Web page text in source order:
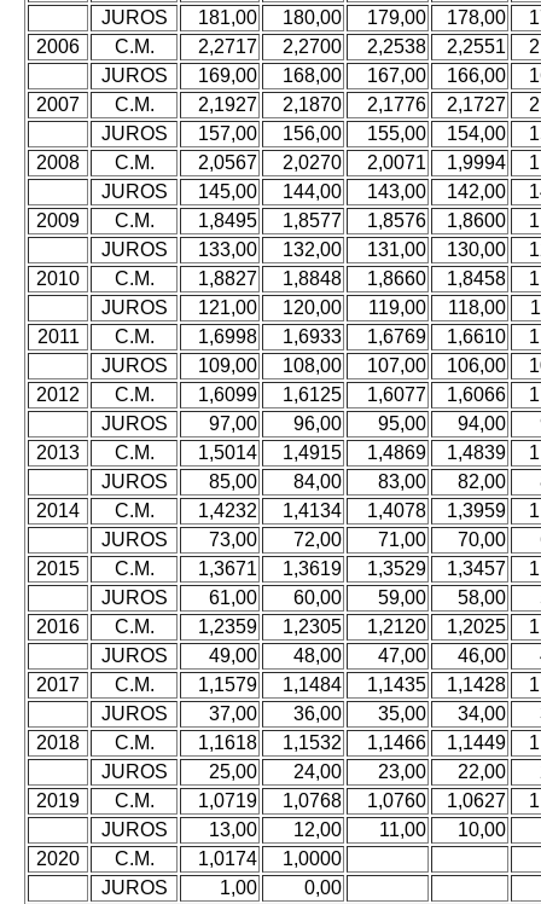
JUROS
181,00 180,00 179,00 178,00
2006
C.M. 2,2717 2,2700 2,2538 2,2551
JUROS
169,00 168,00 167,00 166,00
2007
C.M. 2,1927 2,1870 2,1776 2,1727
JUROS
157,00 156,00 155,00 154,00
2008
C.M. 2,0567 2,0270 2,0071 1,9994
JUROS
145,00 144,00 143,00 142,00
2009
C.M. 1,8495 1,8577 1,8576 1,8600
JUROS
133,00 132,00 131,00 130,00
2010
C.M. 1,8827 1,8848 1,8660 1,8458
JUROS
121,00 120,00 119,00 118,00
2011
C.M. 1,6998 1,6933 1,6769 1,6610
JUROS
109,00 108,00 107,00 106,00
2012
C.M. 1,6099 1,6125 1,6077 1,6066
JUROS
97,00 96,00 95,00 94,00
2013
C.M. 1,5014 1,4915 1,4869 1,4839
JUROS
85,00 84,00 83,00 82,00
2014
C.M. 1,4232 1,4134 1,4078 1,3959
JUROS
73,00 72,00 71,00 70,00
2015
C.M. 1,3671 1,3619 1,3529 1,3457
JUROS
61,00 60,00 59,00 58,00
2016
C.M. 1,2359 1,2305 1,2120 1,2025
JUROS
49,00 48,00 47,00 46,00
2017
C.M. 1,1579 1,1484 1,1435 1,1428
JUROS
37,00 36,00 35,00 34,00
2018
C.M. 1,1618 1,1532 1,1466 1,1449
JUROS
25,00 24,00 23,00 22,00
2019
C.M. 1,0719 1,0768 1,0760 1,0627
JUROS
13,00 12,00 11,00
10,00
2020
C.M. 1,0174
1,0000
JUROS
1,00 0,00